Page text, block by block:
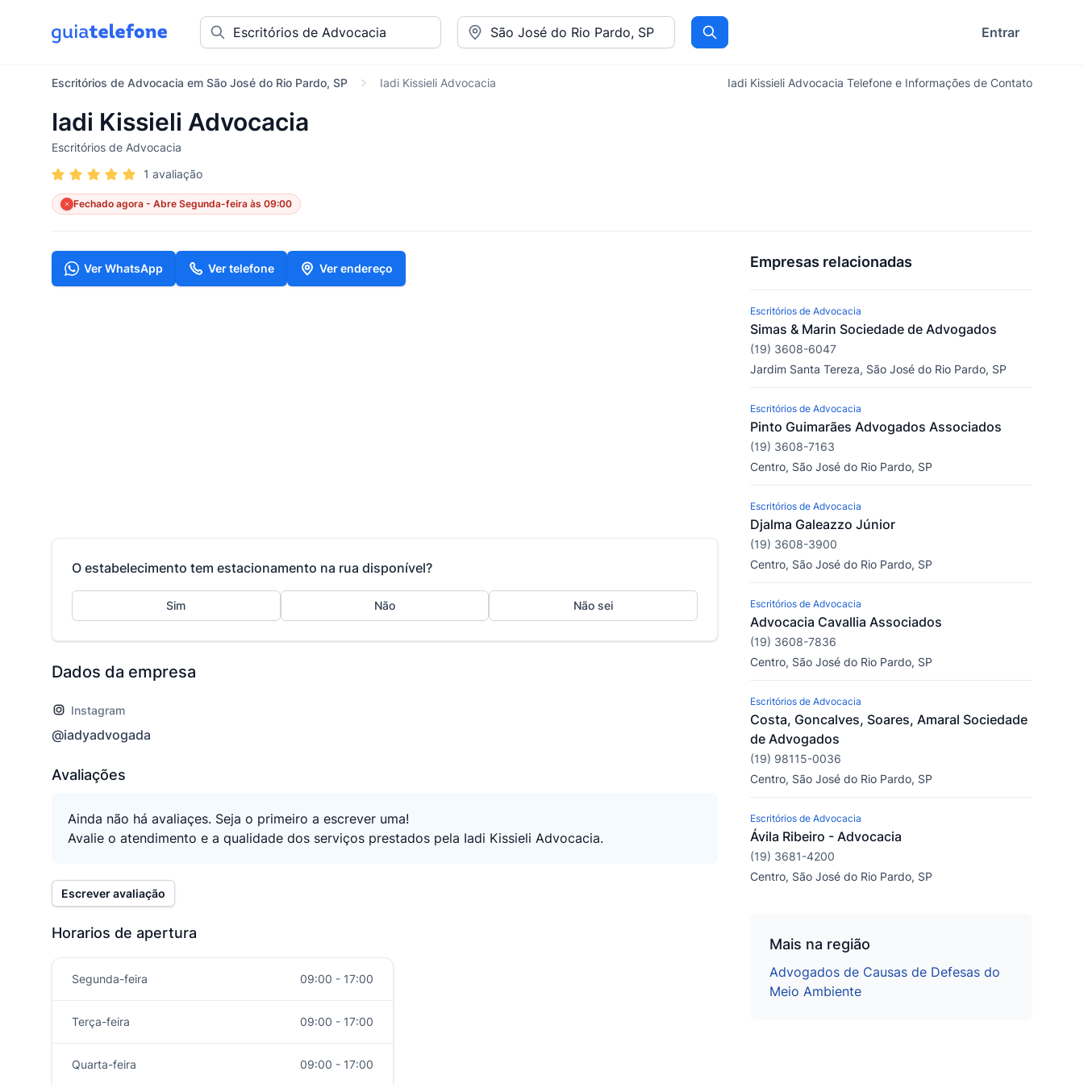
Procurar Entrar
Escritórios de Advocacia em São José do Rio Pardo, SP Iadi Kissieli Advocacia Iadi Kissieli Advocacia Telefone e Informações de Contato
Iadi Kissieli Advocacia
Escritórios de Advocacia
1 avaliação
Fechado agora - Abre Segunda-feira às 09:00
Ver WhatsApp Ver telefone Ver endereço
O estabelecimento tem estacionamento na rua disponível?
Sim Não Não sei
Dados da empresa
Instagram
@iadyadvogada
Avaliações
Ainda não há avaliaçes. Seja o primeiro a escrever uma!
Avalie o atendimento e a qualidade dos serviços prestados pela Iadi Kissieli Advocacia.
Escrever avaliação
Horarios de apertura
Segunda-feira 09:00 - 17:00
Terça-feira 09:00 - 17:00
Quarta-feira 09:00 - 17:00
Empresas relacionadas
Escritórios de Advocacia
Simas & Marin Sociedade de Advogados
(19) 3608-6047
Jardim Santa Tereza, São José do Rio Pardo, SP
Escritórios de Advocacia
Pinto Guimarães Advogados Associados
(19) 3608-7163
Centro, São José do Rio Pardo, SP
Escritórios de Advocacia
Djalma Galeazzo Júnior
(19) 3608-3900
Centro, São José do Rio Pardo, SP
Escritórios de Advocacia
Advocacia Cavallia Associados
(19) 3608-7836
Centro, São José do Rio Pardo, SP
Escritórios de Advocacia
Costa, Goncalves, Soares, Amaral Sociedade
de Advogados
(19) 98115-0036
Centro, São José do Rio Pardo, SP
Escritórios de Advocacia
Ávila Ribeiro - Advocacia
(19) 3681-4200
Centro, São José do Rio Pardo, SP
Mais na região
Advogados de Causas de Defesas do
Meio Ambiente